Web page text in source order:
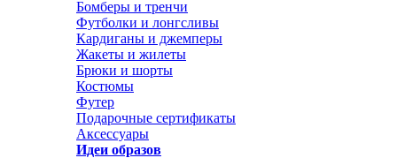
Бомберы и тренчи
Футболки и лонгсливы
Кардиганы и джемперы
Жакеты и жилеты
Брюки и шорты
Костюмы
Футер
Подарочные сертификаты
Аксессуары
Идеи образов